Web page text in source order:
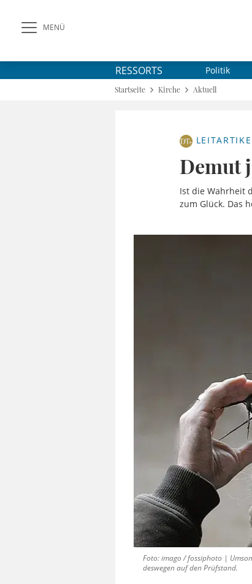
MENÜ
RESSORTS Politik
Startseite Kirche Aktuell
Demut
Ist die Wahrheit
zum Glück. Das
Foto: imago / fossiphoto |
deswegen auf den Prüfstand.